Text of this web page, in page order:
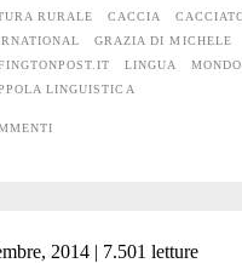
RURALE
CACCIA
GRAZIA DI MICHELE
LINGUA
LINGUISTICA
2014 | 7.501 letture